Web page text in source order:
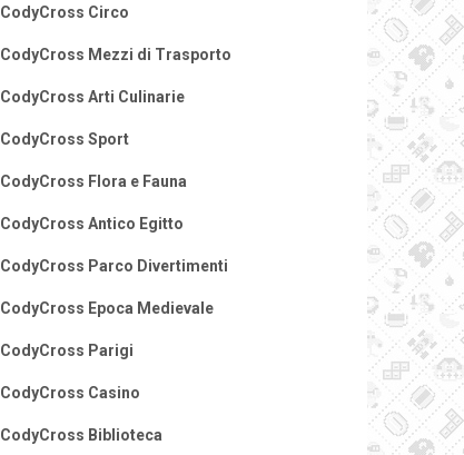
CodyCross Circo
CodyCross Mezzi di Trasporto
CodyCross Arti Culinarie
CodyCross Sport
CodyCross Flora e Fauna
CodyCross Antico Egitto
CodyCross Parco Divertimenti
CodyCross Epoca Medievale
CodyCross Parigi
CodyCross Casino
CodyCross Biblioteca